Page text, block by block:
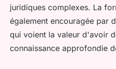
juridiques complexes. La
également encouragée par
qui voient la valeur d'avoir
connaissance approfondie